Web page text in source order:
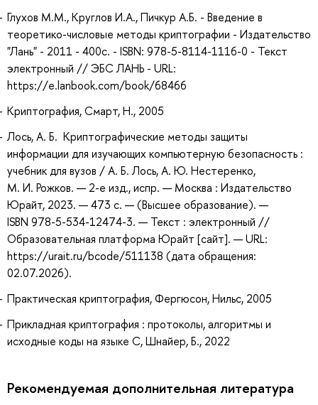
Глухов М.М., Круглов И.А., Пичкур А.Б. - Введение в
теоретико-числовые методы криптографии - Издательство
"Лань" - 2011 - 400с. - ISBN: 978-5-8114-1116-0 - Текст
электронный // ЭБС ЛАНЬ - URL:
https://e.lanbook.com/book/68466
Криптография, Смарт, Н., 2005
Лось, А. Б. Криптографические методы защиты
информации для изучающих компьютерную безопасность :
учебник для вузов / А. Б. Лось, А. Ю. Нестеренко,
М. И. Рожков. — 2-е изд., испр. — Москва : Издательство
Юрайт, 2023. — 473 с. — (Высшее образование). —
ISBN 978-5-534-12474-3. — Текст : электронный //
Образовательная платформа Юрайт [сайт]. — URL:
https://urait.ru/bcode/511138 (дата обращения:
02.07.2026).
Практическая криптография, Фергюсон, Нильс, 2005
Прикладная криптография : протоколы, алгоритмы и
исходные коды на языке С, Шнайер, Б., 2022
Рекомендуемая дополнительная литература